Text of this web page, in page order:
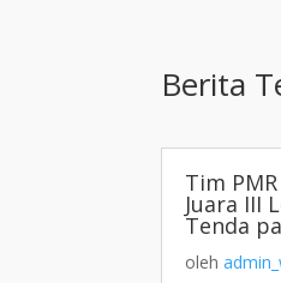
Berita
Tim
Juara III
Tenda
oleh